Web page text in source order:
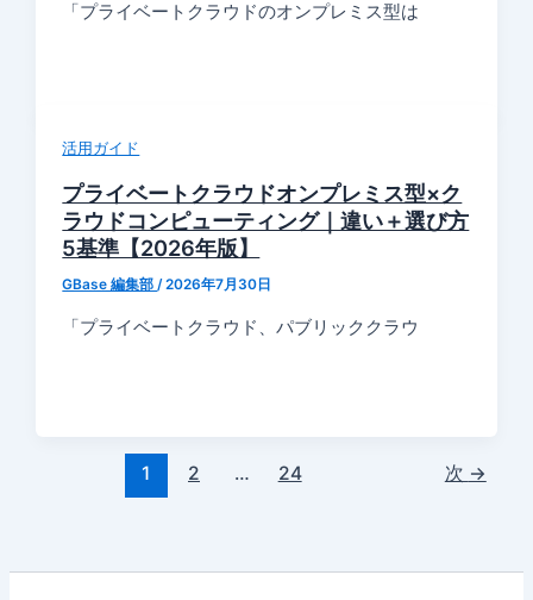
「プライベートクラウドのオンプレミス型は
活用ガイド
プライベートクラウドオンプレミス型×ク
ラウドコンピューティング｜違い＋選び方
5基準【2026年版】
GBase 編集部/2026年7月30日
「プライベートクラウド、パブリッククラウ
1 2 … 24 次 →